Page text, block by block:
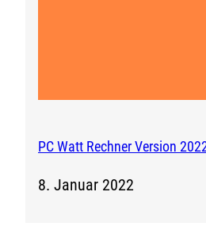
PC Watt Rechner Version
8. Januar 2022